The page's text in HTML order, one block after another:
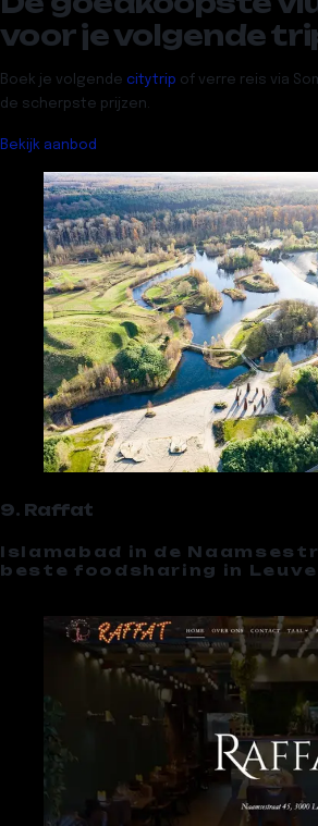
voor je volgende
Boek je volgende citytrip of verre reis via
de scherpste prijzen.
Bekijk aanbod
9. Raffat
Islamabad in de
beste foodsharing in